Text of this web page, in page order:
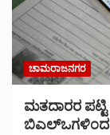
ಚಾಮರಾಜನಗರ
ಮತದಾರರ ಪಟ್ಟಿ